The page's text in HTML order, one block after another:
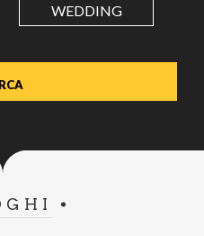
dot (.) as decimal separator.
WEDDING